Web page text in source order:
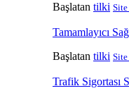
Başlatan tilki Site
Tamamlayıcı
Başlatan tilki Site
Trafik Sigortası